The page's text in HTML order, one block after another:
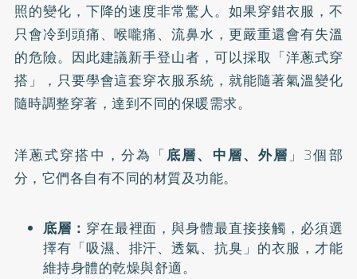
照的變化，下降的速度非常驚人。如果穿錯衣服，不
只會冷到頭痛、喉嚨痛、流鼻水，更嚴重還會有失溫
的危險。因此建議新手登山者，可以採取「洋蔥式穿
搭」，只要學會這套穿衣服系統，就能隨著氣溫變化
隨時調整穿著，達到不同的保暖需求。
洋蔥式穿搭中，分為「底層、中層、外層 」3個部
分，它們各自有不同的材質及功能。
底層： 穿在最裡面，與身體最直接接觸，必須選
擇有「吸濕、排汗、透氣、抗臭」的衣服，才能
維持身體的乾燥與舒適。